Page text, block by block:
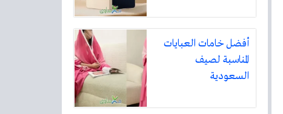
أفضل خامات العبايات
المناسبة لصيف
السعودية